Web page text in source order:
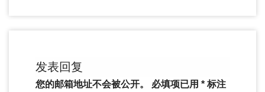
发表回复
您的邮箱地址不会被公开。 必填项已用 * 标注